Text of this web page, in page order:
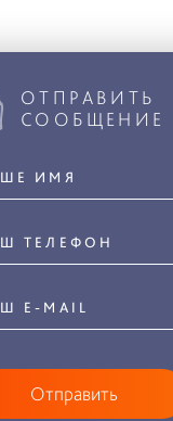
ОТПРАВИТЬ
СООБЩЕНИЕ
Отправить